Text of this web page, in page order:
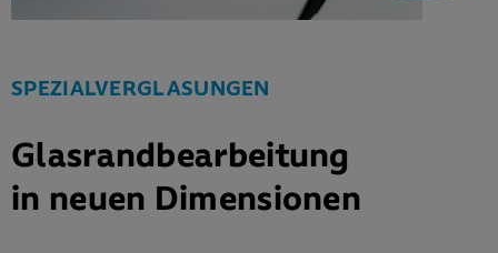
SPEZIALVERGLASUNGEN
Glasrandbearbeitung
in neuen Dimensionen